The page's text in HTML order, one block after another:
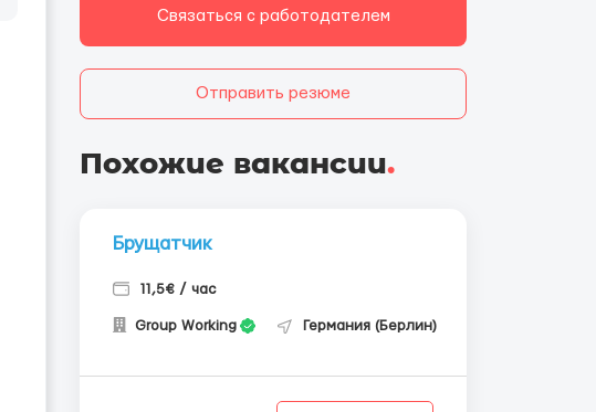
Связаться с работодателем
Отправить резюме
Похожие вакансии.
Брущатчик
11,5€ / час
Group Working Германия (Берлин)